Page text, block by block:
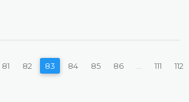
81 82 83 84 85 86 111 112